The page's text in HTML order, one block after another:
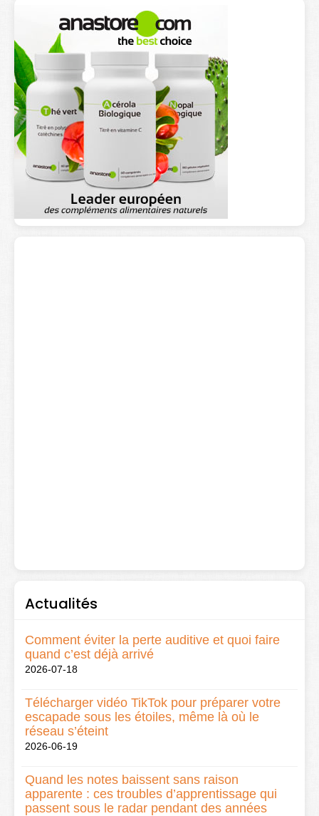
Actualités
Comment éviter la perte auditive et quoi faire
quand c’est déjà arrivé
2026-07-18
Télécharger vidéo TikTok pour préparer votre
escapade sous les étoiles, même là où le
réseau s’éteint
2026-06-19
Quand les notes baissent sans raison
apparente : ces troubles d’apprentissage qui
passent sous le radar pendant des années